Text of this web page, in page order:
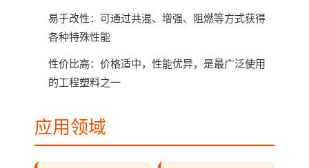
易于改性：可通过共混、增强、阻燃等方式获得
各种特殊性能
性价比高：价格适中，性能优异，是最广泛使用
的工程塑料之一
应用领域